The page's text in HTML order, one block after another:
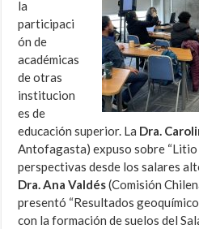
la
participaci
ón de
académicas
de otras
institucion
es de
educación superior. La Dra.
Antofagasta) expuso sobre
perspectivas desde los salares
Dra. Ana Valdés(Comisión
presentó “Resultados
con la formación de suelos del